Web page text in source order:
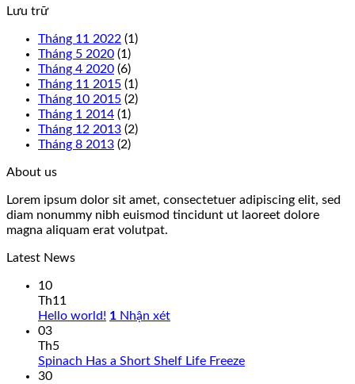
Lưu trữ
Tháng 11 2022 (1)
Tháng 5 2020 (1)
Tháng 4 2020 (6)
Tháng 11 2015 (1)
Tháng 10 2015 (2)
Tháng 1 2014 (1)
Tháng 12 2013 (2)
Tháng 8 2013 (2)
About us
Lorem ipsum dolor sit amet, consectetuer adipiscing elit, sed
diam nonummy nibh euismod tincidunt ut laoreet dolore
magna aliquam erat volutpat.
Latest News
10
Th11
Hello world! 1 Nhận xét
03
Th5
Spinach Has a Short Shelf Life Freeze
30